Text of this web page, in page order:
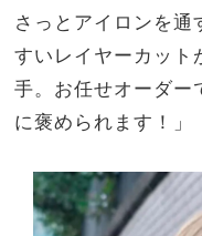
さっとアイロンを通
すいレイヤーカット
手。お任せオーダー
に褒められます！」